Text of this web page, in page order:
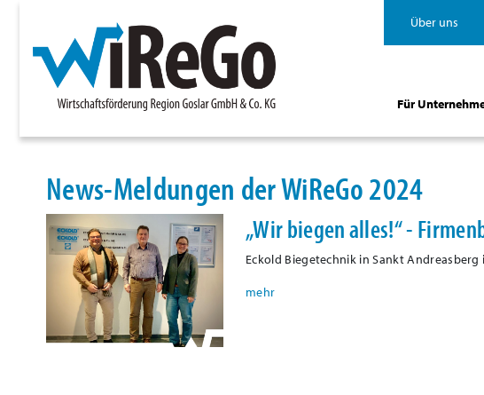
Über uns
Für
News-Meldungen der WiReGo 2024
„Wir biegen alles!“ -
Eckold Biegetechnik in Sankt